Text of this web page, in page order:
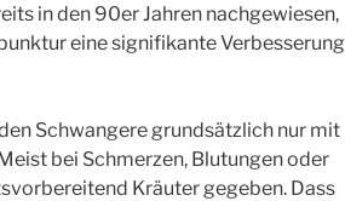
in den 90er Jahren nachgewiesen,
eine signifikante Verbesserung
Schwangere grundsätzlich nur mit
bei Schmerzen, Blutungen oder
Kräuter gegeben. Dass